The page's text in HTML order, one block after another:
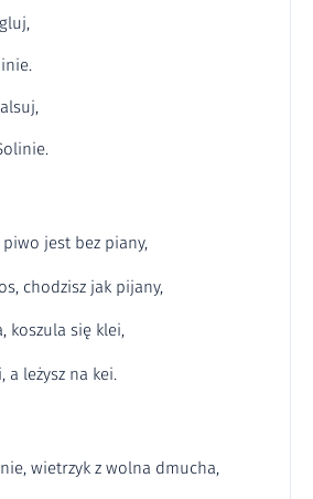
jest bez piany,
chodzisz jak pijany,
koszula się klei,
a leżysz na kei.
wietrzyk z wolna dmucha,